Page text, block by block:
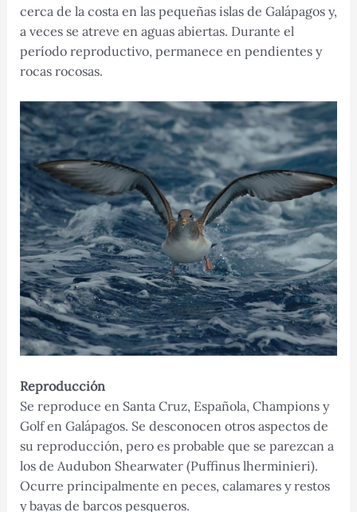
cerca de la costa en las pequeñas islas de Galápagos y,
a veces se atreve en aguas abiertas. Durante el
período reproductivo, permanece en pendientes y
rocas rocosas.
Reproducción
Se reproduce en Santa Cruz, Española, Champions y
Golf en Galápagos. Se desconocen otros aspectos de
su reproducción, pero es probable que se parezcan a
los de Audubon Shearwater (Puffinus lherminieri).
Ocurre principalmente en peces, calamares y restos
y bayas de barcos pesqueros.